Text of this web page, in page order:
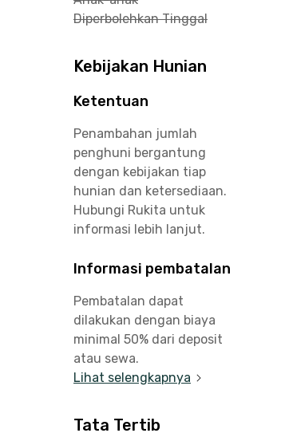
Diperbolehkan Tinggal
Kebijakan Hunian
Ketentuan
Penambahan jumlah
penghuni bergantung
dengan kebijakan tiap
hunian dan ketersediaan.
Hubungi Rukita untuk
informasi lebih lanjut.
Informasi pembatalan
Pembatalan dapat
dilakukan dengan biaya
minimal 50% dari deposit
atau sewa.
Lihat selengkapnya
Tata Tertib